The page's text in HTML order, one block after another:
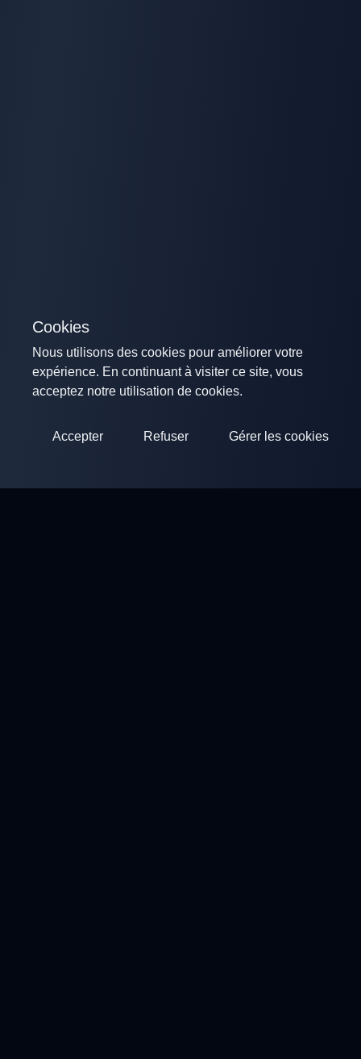
Cookies
Nous utilisons des cookies pour améliorer votre
expérience. En continuant à visiter ce site, vous
acceptez notre utilisation de cookies.
Accepter Refuser Gérer les cookies